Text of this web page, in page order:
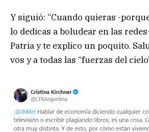
Y siguió: “Cuando quieras -
lo dedicas a boludear en las
Patria y te explico un poquito.
vos y a todas las “fuerzas del